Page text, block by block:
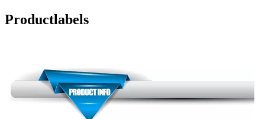
Productlabels